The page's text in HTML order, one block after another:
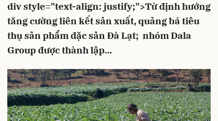
div style="text-align: justify;">Từ định hướng
tăng cường liên kết sản xuất, quảng bá tiêu
thụ sản phẩm đặc sản Đà Lạt; nhóm Dala
Group được thành lập...